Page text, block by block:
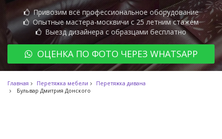
Привозим всё профессиональное оборудование
Опытные мастера-москвичи с 25 летним стажем
Выезд дизайнера с образцами бесплатно
ОЦЕНКА ПО ФОТО ЧЕРЕЗ WHATSAPP
Главная Перетяжка мебели
Перетяжка дивана
Бульвар Дмитрия Донского